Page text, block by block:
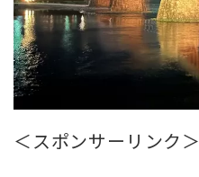
＜スポンサーリンク＞